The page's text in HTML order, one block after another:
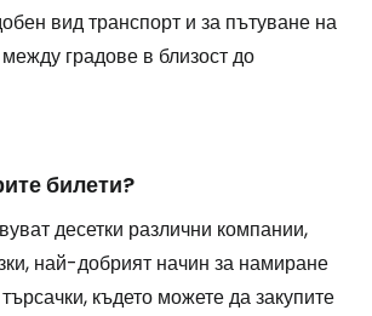
вид транспорт и за пътуване на
градове в близост до
билети?
десетки различни компании,
най-добрият начин за намиране
където можете да закупите